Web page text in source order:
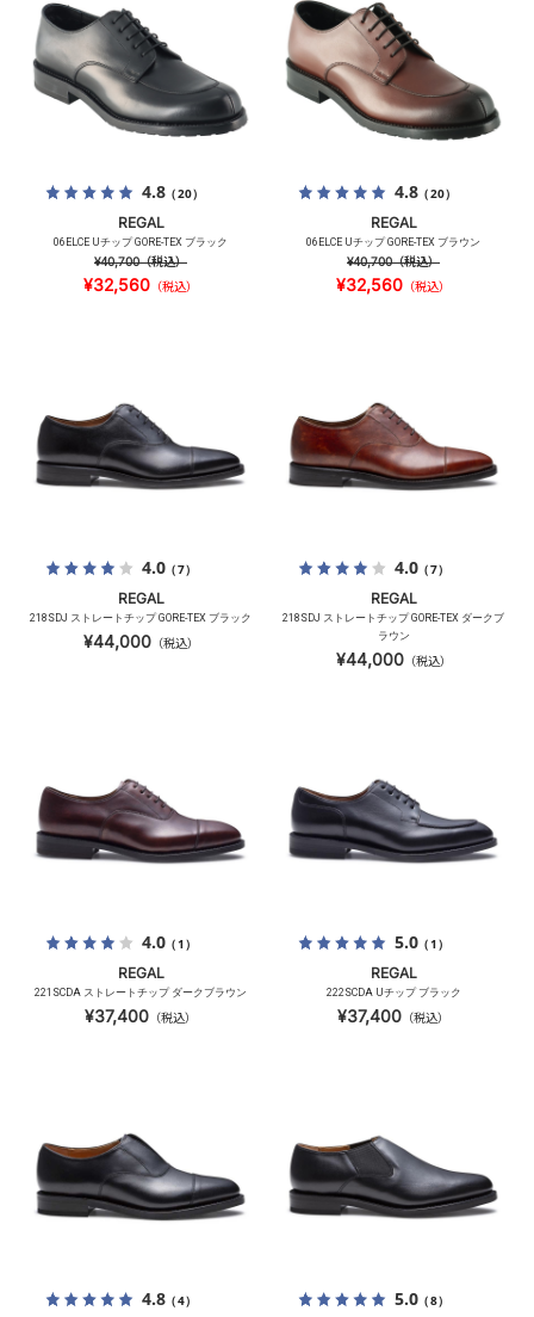
4.8（20）
REGAL
06ELCE Uチップ GORE-TEX ブラック
¥40,700（税込）
¥32,560 （税込）
4.8（20）
REGAL
06ELCE Uチップ GORE-TEX ブラウン
¥40,700（税込）
¥32,560 （税込）
4.0（7）
REGAL
218SDJ ストレートチップ GORE-TEX ブラック
¥44,000（税込）
4.0（7）
REGAL
218SDJ ストレートチップ GORE-TEX ダークブ
ラウン
¥44,000（税込）
4.0（1）
REGAL
221SCDA ストレートチップ ダークブラウン
¥37,400 （税込）
5.0（1）
REGAL
222SCDA Uチップ ブラック
¥37,400 （税込）
4.8（4） 5.0（8）